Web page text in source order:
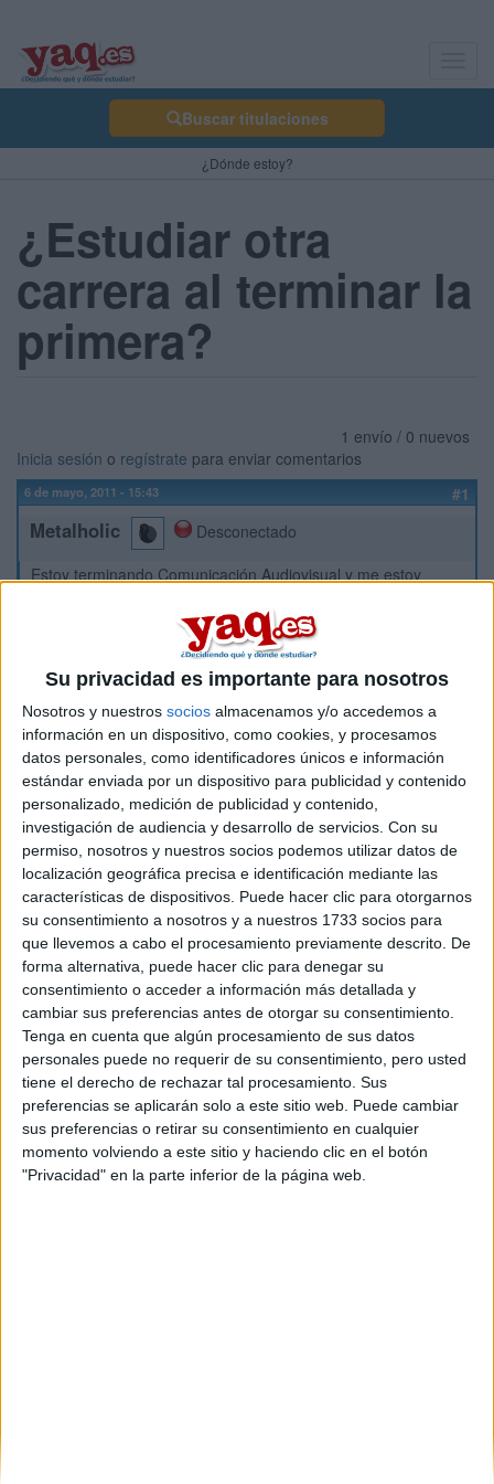
Su privacidad es importante para nosotros
Nosotros y nuestros socios almacenamos y/o accedemos a
información en un dispositivo, como cookies, y procesamos
datos personales, como identificadores únicos e información
estándar enviada por un dispositivo para publicidad y contenido
personalizado, medición de publicidad y contenido,
investigación de audiencia y desarrollo de servicios. Con su
permiso, nosotros y nuestros socios podemos utilizar datos de
localización geográfica precisa e identificación mediante las
características de dispositivos. Puede hacer clic para otorgarnos
su consentimiento a nosotros y a nuestros 1733 socios para
que llevemos a cabo el procesamiento previamente descrito. De
forma alternativa, puede hacer clic para denegar su
consentimiento o acceder a información más detallada y
cambiar sus preferencias antes de otorgar su consentimiento.
Tenga en cuenta que algún procesamiento de sus datos
personales puede no requerir de su consentimiento, pero usted
tiene el derecho de rechazar tal procesamiento. Sus
preferencias se aplicarán solo a este sitio web. Puede cambiar
sus preferencias o retirar su consentimiento en cualquier
momento volviendo a este sitio y haciendo clic en el botón
"Privacidad" en la parte inferior de la página web.
Buscar titulaciones
¿Dónde estoy?
¿Estudiar otra
carrera al terminar la
primera?
1 envío / 0 nuevos
Inicia sesión o regístrate para enviar comentarios
6 de mayo, 2011 - 15:43 #1
Metalholic
Desconectado
Estoy terminando Comunicación Audiovisual y me estoy
Estudio algo parecido para complementar, estudio algo con
salida o me pongo a currar (en prácticas no remuneradas
claro -_-*) que ya toca?
Inicio
Etiquetas:
Hablar x Hablar Comunicación Audiovisual
Diseño
Publicidad y Relaciones Públicas
UVA